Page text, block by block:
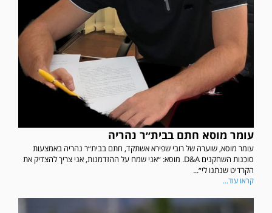
עומר מוסא חתם בבית״ר נהריה
עומר מוסא, שוערה של רובי שפירא אשתקד, חתם בבית״ר נהריה באמצעות
סוכנות השחקנים D&A. מוסא: ״אני שמח על ההזדמנות, אני צריך להצדיק את
הקרדיט שנתנו לי״...
קראו עוד...